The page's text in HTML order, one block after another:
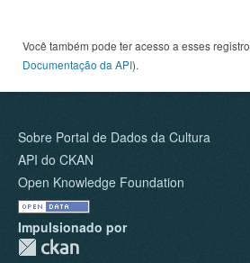
Você também pode ter acesso a esses
Documentação da API).
Sobre Portal de Dados da Cultura
API do CKAN
Open Knowledge Foundation
Impulsionado por